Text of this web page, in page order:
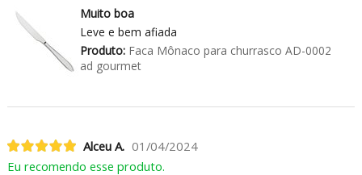
Muito boa
Leve e bem afiada
Produto:Faca Mônaco para churrasco AD-0002
ad gourmet
Alceu A. 01/04/2024
Eu recomendo esse produto.